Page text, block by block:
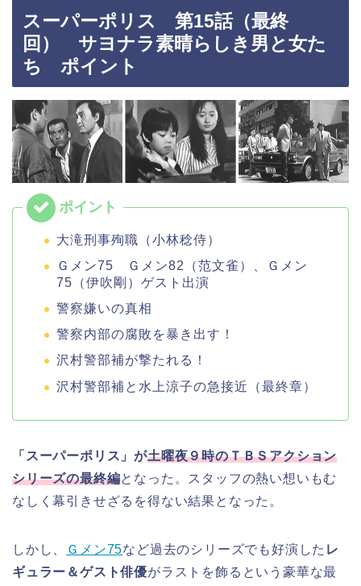
スーパーポリス 第15話（最終
回） サヨナラ素晴らしき男と女た
ち ポイント
大滝刑事殉職（小林稔侍）
Ｇメン75 Ｇメン82（范文雀）、Ｇメン
75（伊吹剛）ゲスト出演
警察嫌いの真相
警察内部の腐敗を暴き出す！
沢村警部補が撃たれる！
沢村警部補と水上涼子の急接近（最終章）
「スーパーポリス」が土曜夜９時のＴＢＳアクション
シリーズの最終編となった。スタッフの熱い想いもむ
なしく幕引きせざるを得ない結果となった。
しかし、 Ｇメン75など過去のシリーズでも好演した レ
ギュラー＆ゲスト俳優がラストを飾るという豪華な最